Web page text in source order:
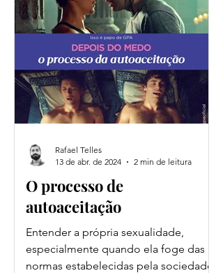
O processo de
autoaceitação
Entender a própria sexualidade,
especialmente quando ela foge das
normas estabelecidas pela sociedade,
Rafael Telles
13 de abr. de 2024
2 min de leitura